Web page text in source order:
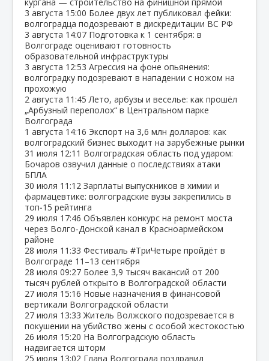
3 августа 15:00 Более двух лет публиковал фейки:
волгоградца подозревают в дискредитации ВС РФ
3 августа 14:07 Подготовка к 1 сентября: в
Волгограде оценивают готовность
образовательной инфраструктуры
3 августа 12:53 Агрессия на фоне опьянения:
волгоградку подозревают в нападении с ножом на
прохожую
2 августа 11:45 Лето, арбузы и веселье: как прошёл
„Арбузный переполох“ в Центральном парке
Волгограда
1 августа 14:16 Экспорт на 3,6 млн долларов: как
волгоградский бизнес выходит на зарубежные рынки
31 июля 12:11 Волгоградская область под ударом:
Бочаров озвучил данные о последствиях атаки
БПЛА
30 июля 11:12 Зарплаты выпускников в химии и
фармацевтике: волгоградские вузы закрепились в
топ‑15 рейтинга
29 июля 17:46 Объявлен конкурс на ремонт моста
через Волго‑Донской канал в Красноармейском
районе
28 июля 11:33 Фестиваль #ТриЧетыре пройдёт в
Волгограде 11–13 сентября
28 июля 09:27 Более 3,9 тысяч вакансий от 200
тысяч рублей открыто в Волгоградской области
27 июля 15:16 Новые назначения в финансовой
вертикали Волгоградской области
27 июля 13:33 Житель Волжского подозревается в
покушении на убийство жены с особой жестокостью
26 июля 15:20 На Волгоградскую область
надвигается шторм
25 июля 13:02 Глава Волгограда поздравил